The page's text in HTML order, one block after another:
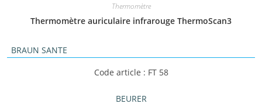
Thermomètre
Thermomètre auriculaire infrarouge ThermoScan3
BRAUN SANTE
Code article : FT 58
BEURER